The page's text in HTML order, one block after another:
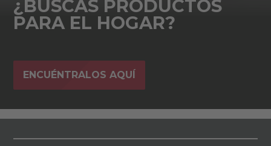
¿BUSCAS PRODUCTOS
PARA EL HOGAR?
ENCUÉNTRALOS AQUÍ